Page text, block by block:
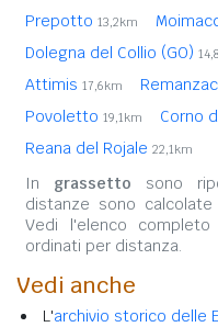
Prepotto 13,2km
Dolegna del Collio (GO)
Attimis 17,6km
Povoletto 19,1km Corno
Reana del Rojale 22,1km
In grassetto sono
distanze sono
Vedi l'elenco
ordinati per distanza.
Vedi anche
L'archivio storico delle